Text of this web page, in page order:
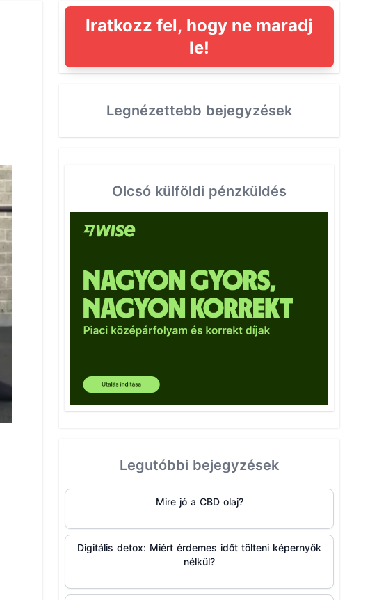
Iratkozz fel, hogy ne maradj
le!
Legnézettebb bejegyzések
Olcsó külföldi pénzküldés
Legutóbbi bejegyzések
Mire jó a CBD olaj?
Digitális detox: Miért érdemes időt tölteni képernyők
nélkül?